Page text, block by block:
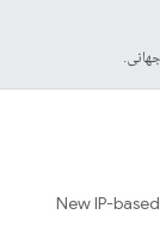
New IP-